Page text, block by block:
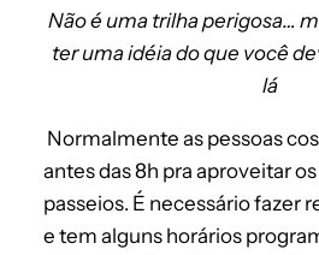
Não é uma trilha perigosa…
ter uma idéia do que você
lá
Normalmente as pessoas
antes das 8h pra aproveitar
passeios. É necessário fazer
e tem alguns horários